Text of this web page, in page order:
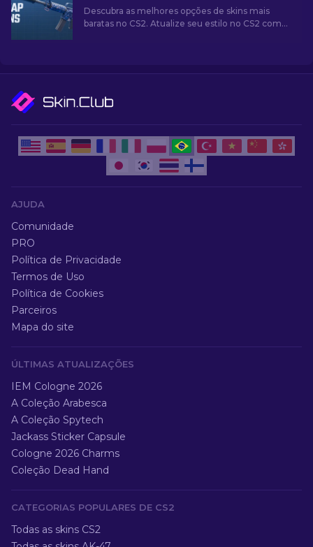
Descubra as melhores opções de skins mais
baratas no CS2. Atualize seu estilo no CS2 com
AJUDA
Comunidade
PRO
Política de Privacidade
Termos de Uso
Política de Cookies
Parceiros
Mapa do site
ÚLTIMAS ATUALIZAÇÕES
IEM Cologne 2026
A Coleção Arabesca
A Coleção Spytech
Jackass Sticker Capsule
Cologne 2026 Charms
Coleção Dead Hand
CATEGORIAS POPULARES DE CS2
Todas as skins CS2